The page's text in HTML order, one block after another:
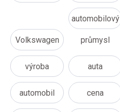
Volkswagen
automobilový
průmysl
výroba auta
automobil cena